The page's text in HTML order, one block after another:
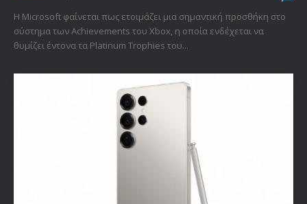
Η Microsoft φαίνεται πως ετοιμάζει μια σημαντική προσθήκη στο
σύστημα των Achievements του Xbox, η οποία ενδέχεται να
θυμίζει έντονα τα Platinum Trophies του...